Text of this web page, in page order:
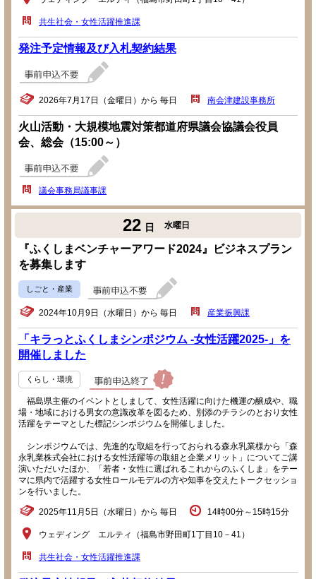
共生社会・女性活躍推進課
発注予定情報及び入札契約結果
2026年7月17日（金曜日）から 毎日 南会津建設事務所
火山活動・大規模地震対策都道府県議会協議会役員
会、総会（15:00～）
議会事務局議事課
22 日 水曜日
『ふくしまベンチャーアワード2024』ビジネスプラン
を募集します
しごと・産業
2024年10月9日（水曜日）から 毎日 産業振興課
「キラっとふくしまシンポジウム -女性活躍2025-」を
開催しました
くらし・環境
福島県主催のイベントとしまして、女性活躍に向けた機運の醸成や、職
場・地域における男女の意識改革を図るため、別添のチラシのとおり女性
活躍をテーマとした標記シンポジウムを開催しました。
シンポジウムでは、先進的な取組を行っておられる森永乳業様から「森
永乳業株式会社における女性活躍等の取組と企業メリット」についてご講
演いただいたほか、「若者・女性に選ばれるこれからのふくしま」をテー
マに県内で活躍する女性ロールモデルの方や知事を交えたトークセッショ
ンを行いました。
2025年11月5日（水曜日）から 毎日 14時00分～15時15分
ウェディング エルティ（福島市野田町1丁目10－41）
共生社会・女性活躍推進課